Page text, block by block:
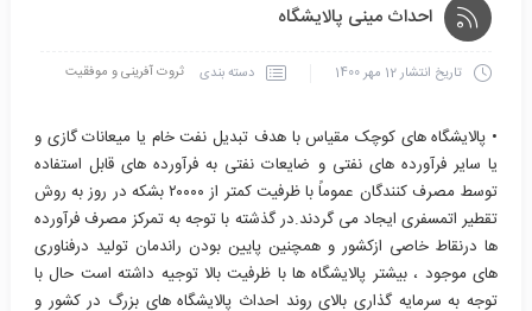
احداث مینی پالایشگاه
تاریخ انتشار12 مهر 1400 دسته بندی ثروت آفرینی و موفقیت
• پالایشگاه های کوچک مقیاس با هدف تبدیل نفت خام یا میعانات گازی و
یا سایر فرآورده های نفتی و ضایعات نفتی به فرآورده های قابل استفاده
توسط مصرف کنندگان عموماً با ظرفیت کمتر از ۲۰۰۰۰ بشکه در روز به روش
تقطیر اتمسفری ایجاد می گردند.در گذشته با توجه به تمرکز مصرف فرآورده
ها درنقاط خاصی ازکشور و همچنین پایین بودن راندمان تولید درفناوری
های موجود ، بیشتر پالایشگاه ها با ظرفیت بالا توجیه داشته است حال با
توجه به سرمایه گذاری بالای روند احداث پالایشگاه های بزرگ در کشور و